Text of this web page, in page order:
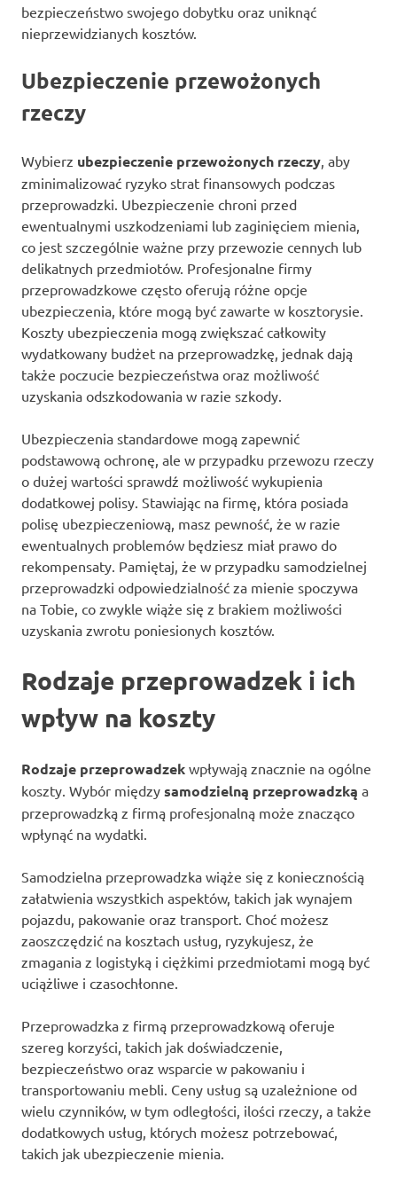
bezpieczeństwo swojego dobytku oraz uniknąć
nieprzewidzianych kosztów.
Ubezpieczenie przewożonych
rzeczy
Wybierz ubezpieczenie przewożonych rzeczy , aby
zminimalizować ryzyko strat finansowych podczas
przeprowadzki. Ubezpieczenie chroni przed
ewentualnymi uszkodzeniami lub zaginięciem mienia,
co jest szczególnie ważne przy przewozie cennych lub
delikatnych przedmiotów. Profesjonalne firmy
przeprowadzkowe często oferują różne opcje
ubezpieczenia, które mogą być zawarte w kosztorysie.
Koszty ubezpieczenia mogą zwiększać całkowity
wydatkowany budżet na przeprowadzkę, jednak dają
także poczucie bezpieczeństwa oraz możliwość
uzyskania odszkodowania w razie szkody.
Ubezpieczenia standardowe mogą zapewnić
podstawową ochronę, ale w przypadku przewozu rzeczy
o dużej wartości sprawdź możliwość wykupienia
dodatkowej polisy. Stawiając na firmę, która posiada
polisę ubezpieczeniową, masz pewność, że w razie
ewentualnych problemów będziesz miał prawo do
rekompensaty. Pamiętaj, że w przypadku samodzielnej
przeprowadzki odpowiedzialność za mienie spoczywa
na Tobie, co zwykle wiąże się z brakiem możliwości
uzyskania zwrotu poniesionych kosztów.
Rodzaje przeprowadzek i ich
wpływ na koszty
Rodzaje przeprowadzek wpływają znacznie na ogólne
koszty. Wybór między samodzielną przeprowadzką a
przeprowadzką z firmą profesjonalną może znacząco
wpłynąć na wydatki.
Samodzielna przeprowadzka wiąże się z koniecznością
załatwienia wszystkich aspektów, takich jak wynajem
pojazdu, pakowanie oraz transport. Choć możesz
zaoszczędzić na kosztach usług, ryzykujesz, że
zmagania z logistyką i ciężkimi przedmiotami mogą być
uciążliwe i czasochłonne.
Przeprowadzka z firmą przeprowadzkową oferuje
szereg korzyści, takich jak doświadczenie,
bezpieczeństwo oraz wsparcie w pakowaniu i
transportowaniu mebli. Ceny usług są uzależnione od
wielu czynników, w tym odległości, ilości rzeczy, a także
dodatkowych usług, których możesz potrzebować,
takich jak ubezpieczenie mienia.